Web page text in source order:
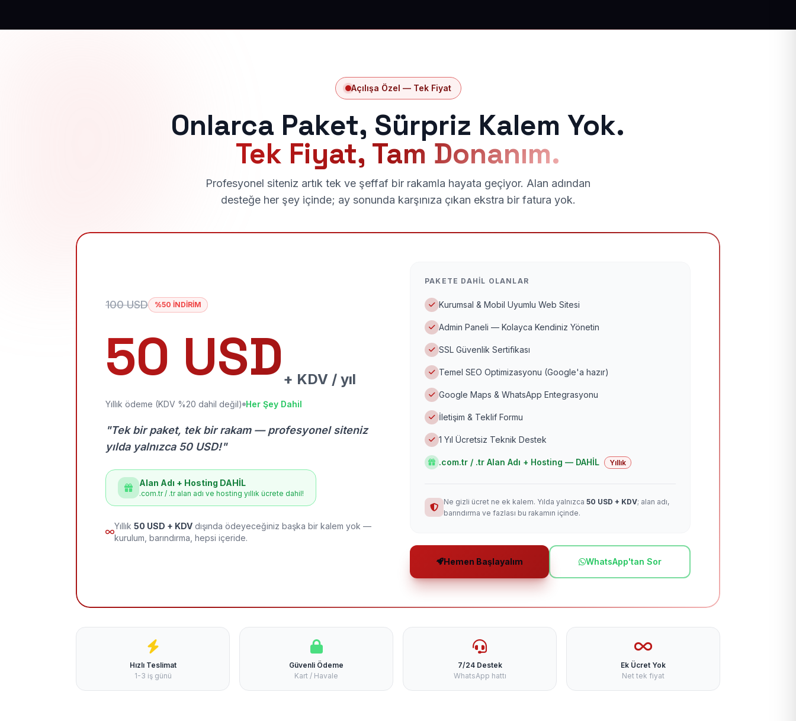
Açılışa Özel — Tek Fiyat
Onlarca Paket, Sürpriz Kalem Yok.
Tek Fiyat, Tam Donanım.
Profesyonel siteniz artık tek ve şeffaf bir rakamla hayata geçiyor. Alan adından
desteğe her şey içinde; ay sonunda karşınıza çıkan ekstra bir fatura yok.
100 USD %50 İNDİRİM
50 USD + KDV / yıl
Yıllık ödeme (KDV %20 dahil değil) Her Şey Dahil
"Tek bir paket, tek bir rakam — profesyonel siteniz
yılda yalnızca 50 USD!"
Alan Adı + Hosting DAHİL
.com.tr / .tr alan adı ve hosting yıllık ücrete dahil!
Yıllık 50 USD + KDV dışında ödeyeceğiniz başka bir kalem yok —
kurulum, barındırma, hepsi içeride.
PAKETE DAHIL OLANLAR
Kurumsal & Mobil Uyumlu Web Sitesi
Admin Paneli — Kolayca Kendiniz Yönetin
SSL Güvenlik Sertifikası
Temel SEO Optimizasyonu (Google'a hazır)
Google Maps & WhatsApp Entegrasyonu
İletişim & Teklif Formu
1 Yıl Ücretsiz Teknik Destek
.com.tr / .tr Alan Adı + Hosting — DAHİL Yıllık
Ne gizli ücret ne ek kalem. Yılda yalnızca 50 USD + KDV; alan adı,
barındırma ve fazlası bu rakamın içinde.
Hemen Başlayalım WhatsApp'tan Sor
Hızlı Teslimat
1-3 iş günü
Güvenli Ödeme
Kart / Havale
7/24 Destek
WhatsApp hattı
Ek Ücret Yok
Net tek fiyat